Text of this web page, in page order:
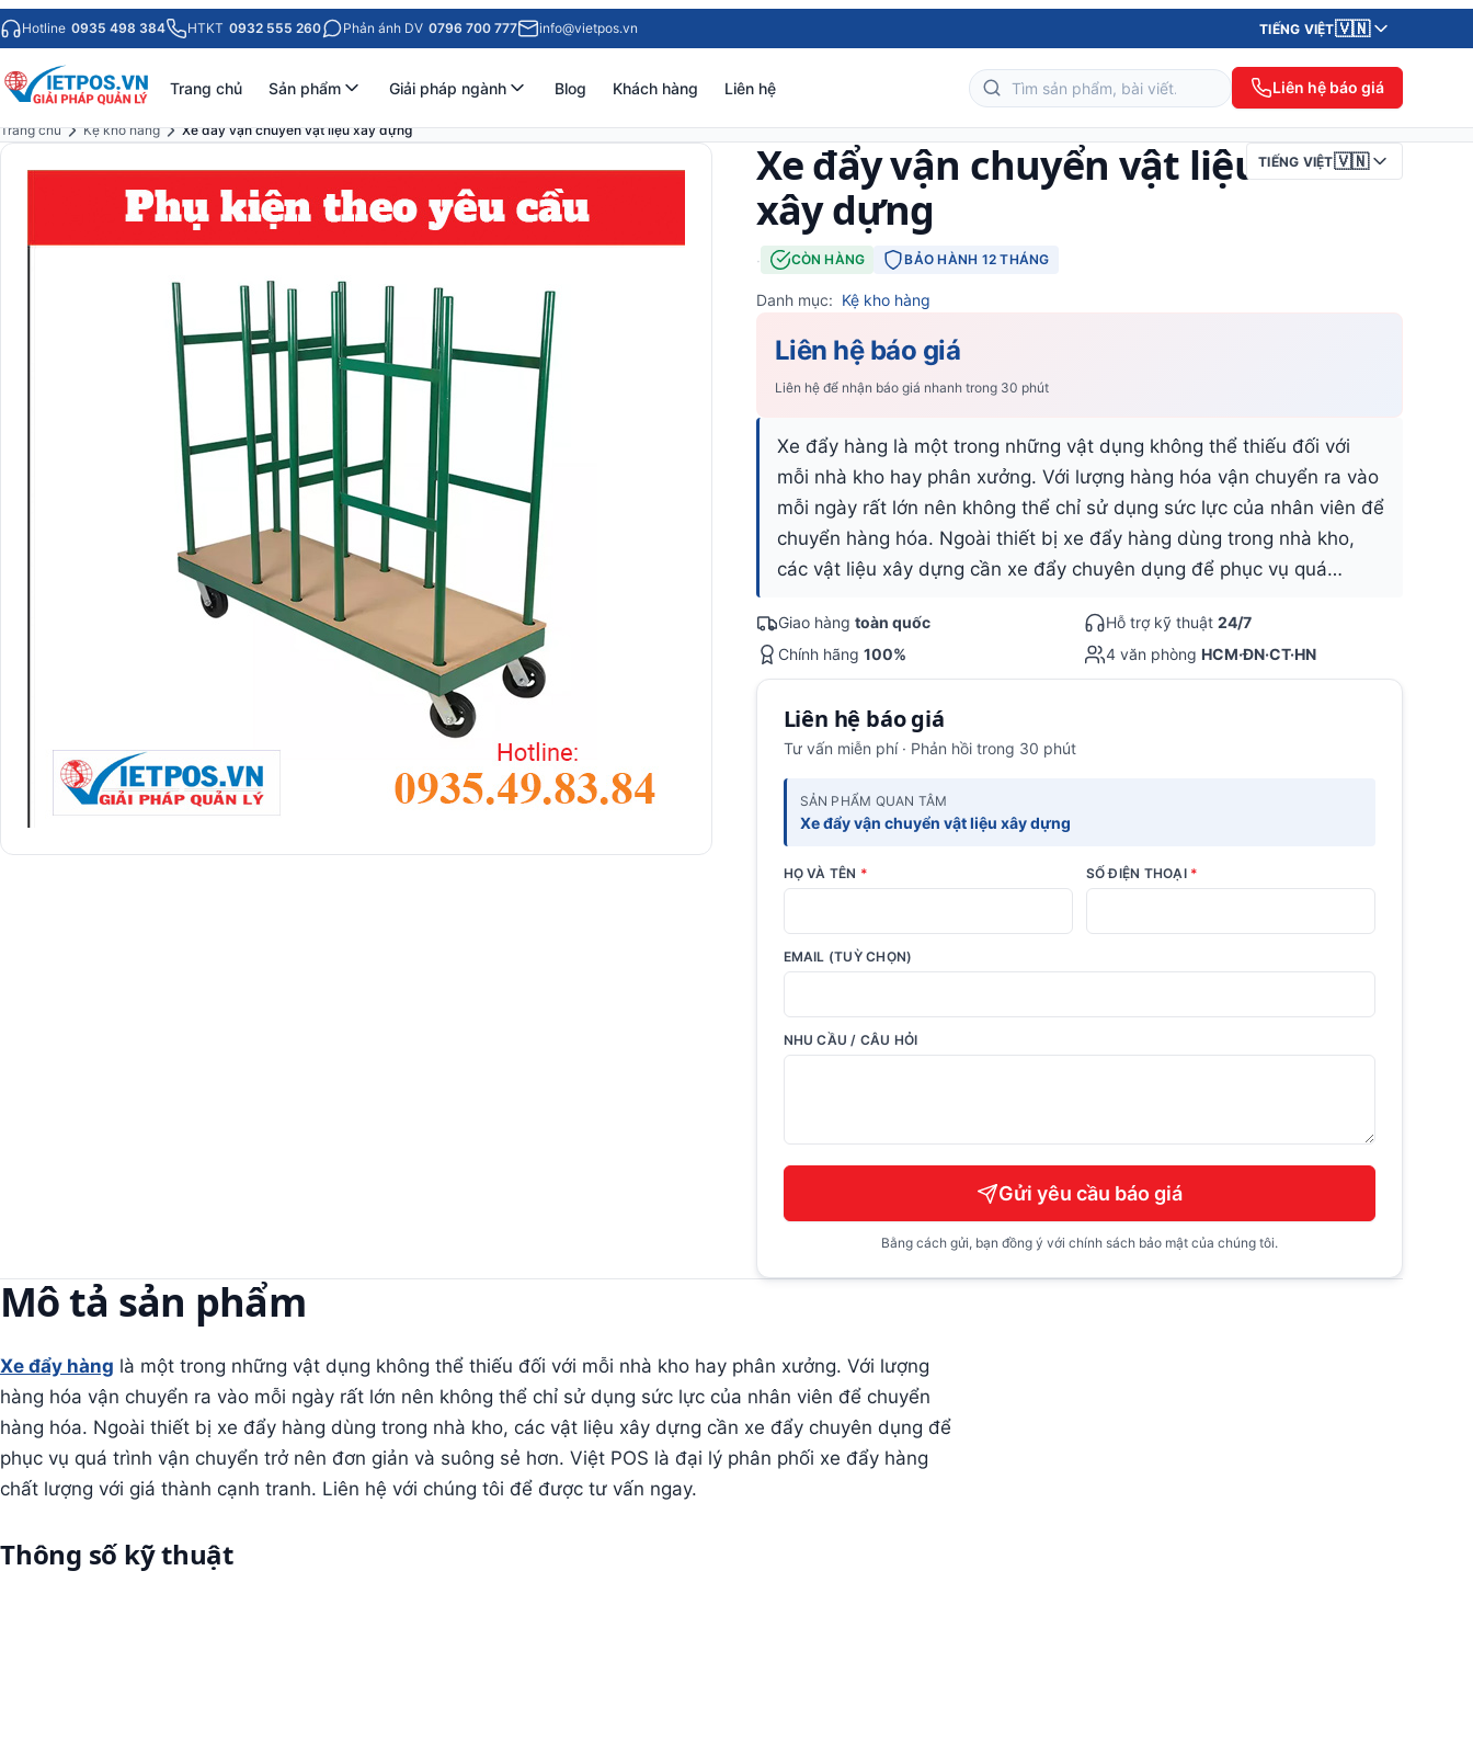
Hotline 0935 498 384 HTKT 0932 555 260 Phản ánh DV 0796 700 777 info@vietpos.vn TIẾNG VIỆT 🇻🇳
Trang chủ Sản phẩm Giải pháp ngành Blog Khách hàng Liên hệ Liên hệ báo giá
Trang chủ Kệ kho hàng
Xe đẩy vận chuyển vật liệu xây dựng
TIẾNG VIỆT🇻🇳
Xe đẩy vận chuyển vật liệu
xây dựng
· CÒN HÀNG BẢO HÀNH 12 THÁNG
Danh mục: Kệ kho hàng
Liên hệ báo giá
Liên hệ để nhận báo giá nhanh trong 30 phút
Xe đẩy hàng là một trong những vật dụng không thể thiếu đối với
mỗi nhà kho hay phân xưởng. Với lượng hàng hóa vận chuyển ra vào
mỗi ngày rất lớn nên không thể chỉ sử dụng sức lực của nhân viên để
chuyển hàng hóa. Ngoài thiết bị xe đẩy hàng dùng trong nhà kho,
các vật liệu xây dựng cần xe đẩy chuyên dụng để phục vụ quá…
Giao hàng toàn quốc Hỗ trợ kỹ thuật 24/7
Chính hãng 100% 4 văn phòng HCM·ĐN·CT·HN
Liên hệ báo giá
Tư vấn miễn phí · Phản hồi trong 30 phút
SẢN PHẨM QUAN TÂM
Xe đẩy vận chuyển vật liệu xây dựng
HỌ VÀ TÊN * SỐ ĐIỆN THOẠI *
EMAIL (TUỲ CHỌN)
NHU CẦU / CÂU HỎI
Gửi yêu cầu báo giá
Bằng cách gửi, bạn đồng ý với chính sách bảo mật của chúng tôi.
Mô tả sản phẩm
Xe đẩy hàng là một trong những vật dụng không thể thiếu đối với mỗi nhà kho hay phân xưởng. Với lượng
hàng hóa vận chuyển ra vào mỗi ngày rất lớn nên không thể chỉ sử dụng sức lực của nhân viên để chuyển
hàng hóa. Ngoài thiết bị xe đẩy hàng dùng trong nhà kho, các vật liệu xây dựng cần xe đẩy chuyên dụng để
phục vụ quá trình vận chuyển trở nên đơn giản và suông sẻ hơn. Việt POS là đại lý phân phối xe đẩy hàng
chất lượng với giá thành cạnh tranh. Liên hệ với chúng tôi để được tư vấn ngay.
Thông số kỹ thuật